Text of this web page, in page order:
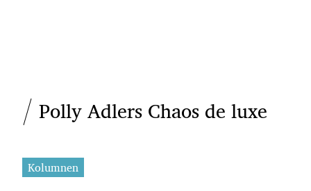
Polly Adlers Chaos de luxe
Kolumnen